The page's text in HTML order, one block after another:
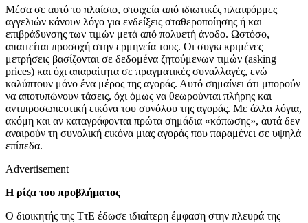
Μέσα σε αυτό το πλαίσιο, στοιχεία από ιδιωτικές πλατφόρμες
αγγελιών κάνουν λόγο για ενδείξεις σταθεροποίησης ή και
επιβράδυνσης των τιμών μετά από πολυετή άνοδο. Ωστόσο,
απαιτείται προσοχή στην ερμηνεία τους. Οι συγκεκριμένες
μετρήσεις βασίζονται σε δεδομένα ζητούμενων τιμών (asking
prices) και όχι απαραίτητα σε πραγματικές συναλλαγές, ενώ
καλύπτουν μόνο ένα μέρος της αγοράς. Αυτό σημαίνει ότι μπορούν
να αποτυπώνουν τάσεις, όχι όμως να θεωρούνται πλήρης και
αντιπροσωπευτική εικόνα του συνόλου της αγοράς. Με άλλα λόγια,
ακόμη και αν καταγράφονται πρώτα σημάδια «κόπωσης», αυτά δεν
αναιρούν τη συνολική εικόνα μιας αγοράς που παραμένει σε υψηλά
επίπεδα.
Advertisement
Η ρίζα του προβλήματος
Ο διοικητής της ΤτΕ έδωσε ιδιαίτερη έμφαση στην πλευρά της